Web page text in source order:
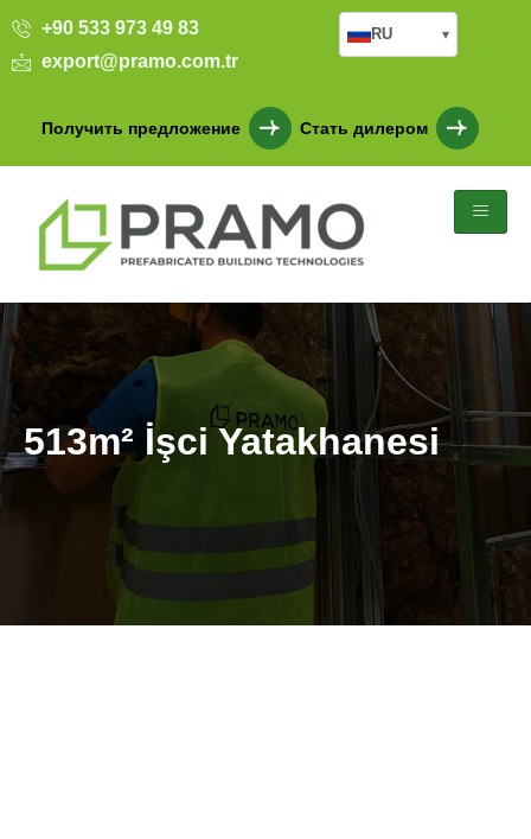
+90 533 973 49 83
export@pramo.com.tr
Получить предложение Стать дилером
RU ▾
513m² İşci Yatakhanesi